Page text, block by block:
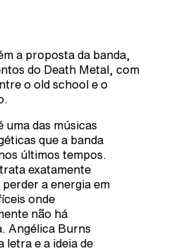
a proposta da banda,
do Death Metal, com
o old school e o
uma das músicas
que a banda
últimos tempos.
exatamente
a energia em
onde
não há
Angélica Burns
letra e a ideia de